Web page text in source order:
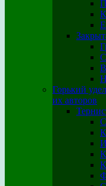
Горький
их авторов